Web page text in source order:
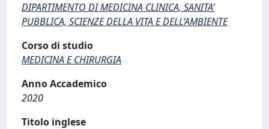
DIPARTIMENTO DI MEDICINA CLINICA, SANITA’
PUBBLICA, SCIENZE DELLA VITA E DELL’AMBIENTE
Corso di studio
MEDICINA E CHIRURGIA
Anno Accademico
2020
Titolo inglese